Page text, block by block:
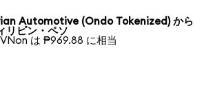
Automotive (Ondo Tokenized) から
リピン・ペソ
は ₱969.88 に相当